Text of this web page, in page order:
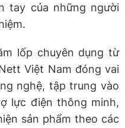
tay của những người
lốp chuyên dụng từ
Việt Nam đóng vai
nghệ, tập trung vào
lực điện thông minh,
sản phẩm theo các